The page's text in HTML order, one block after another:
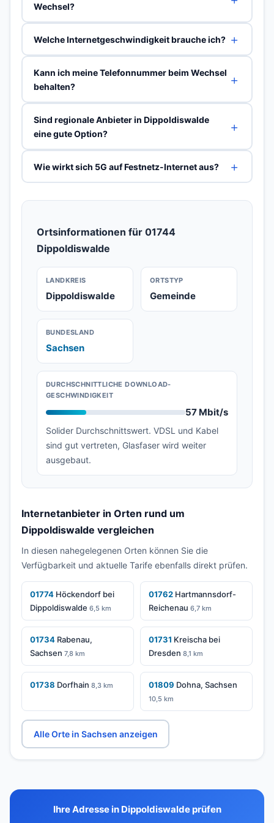
Wechsel?
Welche Internetgeschwindigkeit brauche ich?
Kann ich meine Telefonnummer beim Wechsel
behalten?
Sind regionale Anbieter in Dippoldiswalde
eine gute Option?
Wie wirkt sich 5G auf Festnetz-Internet aus?
Ortsinformationen für 01744
Dippoldiswalde
LANDKREIS
Dippoldiswalde
ORTSTYP
Gemeinde
BUNDESLAND
Sachsen
DURCHSCHNITTLICHE DOWNLOAD-
GESCHWINDIGKEIT
57 Mbit/s
Solider Durchschnittswert. VDSL und Kabel
sind gut vertreten, Glasfaser wird weiter
ausgebaut.
Internetanbieter in Orten rund um
Dippoldiswalde vergleichen
In diesen nahegelegenen Orten können Sie die
Verfügbarkeit und aktuelle Tarife ebenfalls direkt prüfen.
01774 Höckendorf bei
Dippoldiswalde 6,5 km
01762 Hartmannsdorf-
Reichenau 6,7 km
01734 Rabenau,
Sachsen 7,8 km
01731 Kreischa bei
Dresden 8,1 km
01738 Dorfhain 8,3 km 01809 Dohna, Sachsen
10,5 km
Alle Orte in Sachsen anzeigen
Ihre Adresse in Dippoldiswalde prüfen